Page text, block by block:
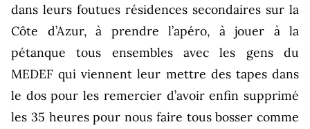
dans leurs foutues résidences secondaires sur la
Côte d’Azur, à prendre l’apéro, à jouer à la
pétanque tous ensembles avec les gens du
MEDEF qui viennent leur mettre des tapes dans
le dos pour les remercier d’avoir enfin supprimé
les 35 heures pour nous faire tous bosser comme